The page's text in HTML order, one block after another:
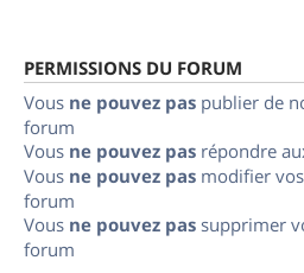
PERMISSIONS DU FORUM
Vous ne pouvez pas publier de
forum
Vous ne pouvez pas répondre
Vous ne pouvez pas modifier
forum
Vous ne pouvez pas supprimer
forum